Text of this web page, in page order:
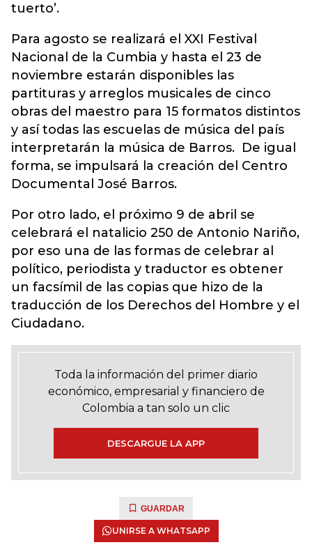
tuerto’.
Para agosto se realizará el XXI Festival
Nacional de la Cumbia y hasta el 23 de
noviembre estarán disponibles las
partituras y arreglos musicales de cinco
obras del maestro para 15 formatos distintos
y así todas las escuelas de música del país
interpretarán la música de Barros. De igual
forma, se impulsará la creación del Centro
Documental José Barros.
Por otro lado, el próximo 9 de abril se
celebrará el natalicio 250 de Antonio Nariño,
por eso una de las formas de celebrar al
político, periodista y traductor es obtener
un facsímil de las copias que hizo de la
traducción de los Derechos del Hombre y el
Ciudadano.
Toda la información del primer diario
económico, empresarial y financiero de
Colombia a tan solo un clic
DESCARGUE LA APP
GUARDAR
UNIRSE A WHATSAPP